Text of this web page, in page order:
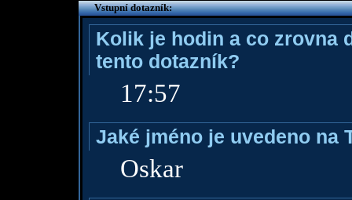
Vstupní dotazník:
Kolik je hodin a co zrovna
tento dotazník?
17:57
Jaké jméno je uvedeno na
Oskar